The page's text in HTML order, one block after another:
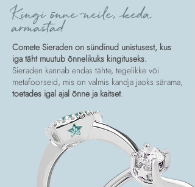
Kingi õnne neile, keda
armastad
Comete Sieraden on sündinud unistusest, kus
iga täht muutub õnnelikuks kingituseks.
Sieraden kannab endas tähte, tegelikke või
metafoorseid, mis on valmis kandja jaoks särama,
toetades igal ajal õnne ja kaitset.